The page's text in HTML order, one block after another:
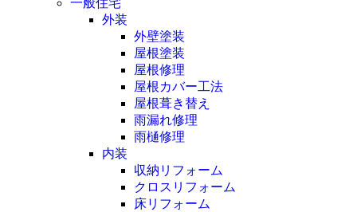
一般住宅
外装
外壁塗装
屋根塗装
屋根修理
屋根カバー工法
屋根葺き替え
雨漏れ修理
雨樋修理
内装
収納リフォーム
クロスリフォーム
床リフォーム